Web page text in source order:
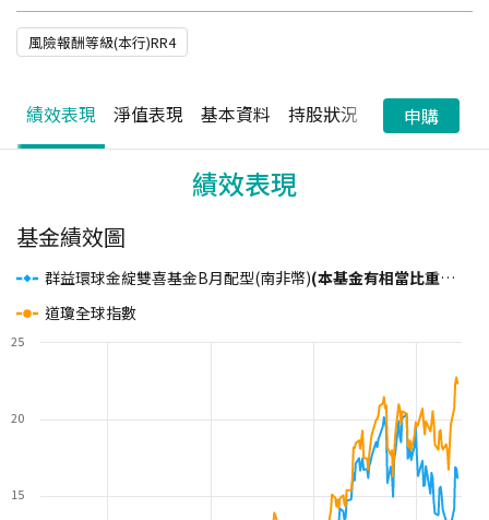
風險報酬等級(本行)RR4
績效表現 淨值表現 基本資料 持股狀況 配息狀況
申購
績效表現
基金績效圖
群益環球金綻雙喜基金B月配型(南非幣)(本基金有相當比重投資於持有非投資等級高風險債券之基金且配息來源可能為本金)
道瓊全球指數
15
20
25